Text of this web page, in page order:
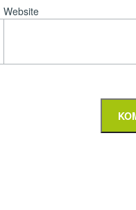
Website